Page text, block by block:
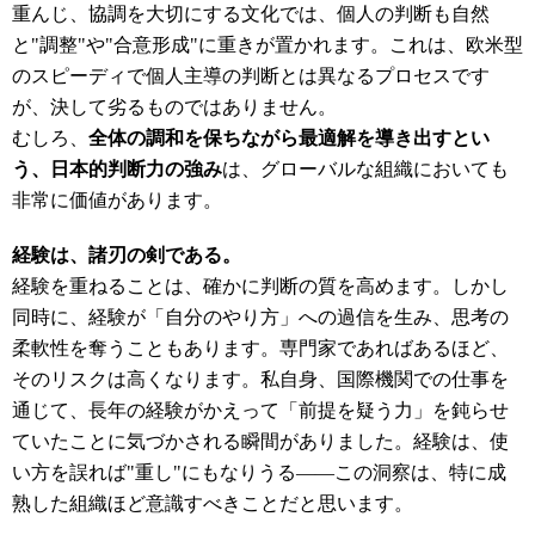
重んじ、協調を大切にする文化では、個人の判断も自然
と"調整"や"合意形成"に重きが置かれます。これは、欧米型
のスピーディで個人主導の判断とは異なるプロセスです
が、決して劣るものではありません。
むしろ、 全体の調和を保ちながら最適解を導き出すとい
う、日本的判断力の強みは、グローバルな組織においても
非常に価値があります。
経験は、諸刃の剣である。
経験を重ねることは、確かに判断の質を高めます。しかし
同時に、経験が「自分のやり方」への過信を生み、思考の
柔軟性を奪うこともあります。専門家であればあるほど、
そのリスクは高くなります。私自身、国際機関での仕事を
通じて、長年の経験がかえって「前提を疑う力」を鈍らせ
ていたことに気づかされる瞬間がありました。経験は、使
い方を誤れば"重し"にもなりうる――この洞察は、特に成
熟した組織ほど意識すべきことだと思います。